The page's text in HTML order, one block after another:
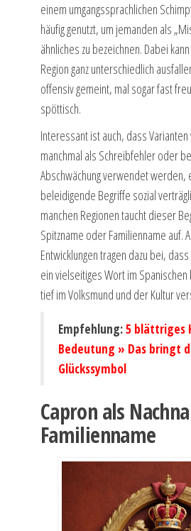
einem umgangssprachlichen
häufig genutzt, um jemanden als
ähnliches zu bezeichnen. Dabei
Region ganz unterschiedlich
offensiv gemeint, mal sogar fast
spöttisch.
Interessant ist auch, dass
manchmal als Schreibfehler oder
Abschwächung verwendet werden,
beleidigende Begriffe sozial
manchen Regionen taucht dieser
Spitzname oder Familienname auf.
Entwicklungen tragen dazu bei,
ein vielseitiges Wort im
tief im Volksmund und der Kultur
Empfehlung:5 blättriges
Bedeutung » Das bringt
Glückssymbol
Capron als
Familienname